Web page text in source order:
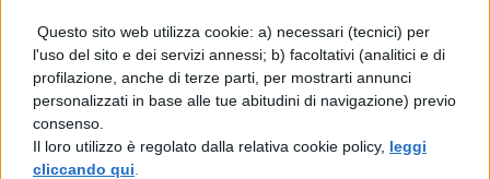
Questo sito web utilizza cookie: a) necessari (tecnici) per
l'uso del sito e dei servizi annessi; b) facoltativi (analitici e di
profilazione, anche di terze parti, per mostrarti annunci
personalizzati in base alle tue abitudini di navigazione) previo
consenso.
Il loro utilizzo è regolato dalla relativa cookie policy, leggi
cliccando qui
parolaacqua
e in tutti i suoi derivati e
composti.
Pasqua: qualche esempio
d’uso